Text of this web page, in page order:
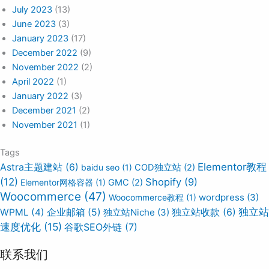
July 2023 (13)
June 2023 (3)
January 2023 (17)
December 2022 (9)
November 2022 (2)
April 2022 (1)
January 2022 (3)
December 2021 (2)
November 2021 (1)
Tags
Astra主题建站 (6) baidu seo (1) COD独立站 (2) Elementor教程
(12) Elementor网格容器 (1) GMC (2) Shopify (9)
Woocommerce (47) Woocommerce教程 (1) wordpress (3)
WPML (4) 企业邮箱 (5) 独立站Niche (3) 独立站收款 (6) 独立站
速度优化 (15) 谷歌SEO外链 (7)
联系我们